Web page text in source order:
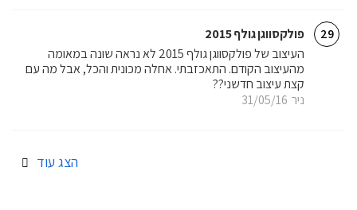
29 פולקסווגן גולף 2015
ניר 31/05/16
העיצוב של פולקסווגן גולף 2015 לא נראה שונה במאומה
מהעיצוב הקודם. התאכזבתי. אחלה מכונית והכל, אבל מה עם
קצת עיצוב חדשני??
הצג עוד